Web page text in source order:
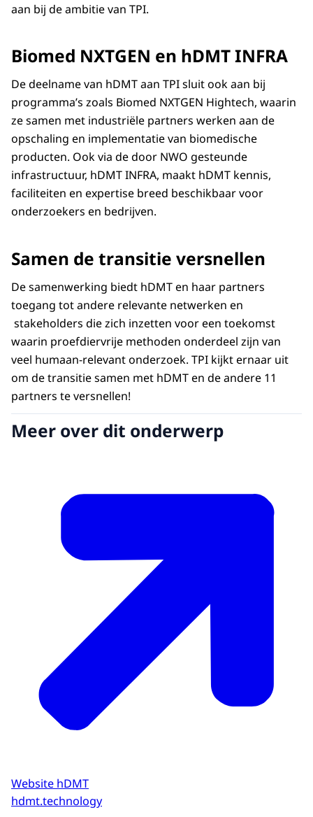
aan bij de ambitie van TPI.
Biomed NXTGEN en hDMT INFRA
De deelname van hDMT aan TPI sluit ook aan bij
programma’s zoals Biomed NXTGEN Hightech, waarin
ze samen met industriële partners werken aan de
opschaling en implementatie van biomedische
producten. Ook via de door NWO gesteunde
infrastructuur, hDMT INFRA, maakt hDMT kennis,
faciliteiten en expertise breed beschikbaar voor
onderzoekers en bedrijven.
Samen de transitie versnellen
De samenwerking biedt hDMT en haar partners
toegang tot andere relevante netwerken en
stakeholders die zich inzetten voor een toekomst
waarin proefdiervrije methoden onderdeel zijn van
veel humaan-relevant onderzoek. TPI kijkt ernaar uit
om de transitie samen met hDMT en de andere 11
partners te versnellen!
Meer over dit onderwerp
Website hDMT
hdmt.technology